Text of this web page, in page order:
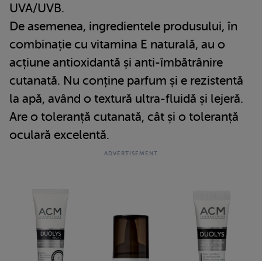
UVA/UVB.
De asemenea, ingredientele produsului, în
combinație cu vitamina E naturală, au o
acțiune antioxidantă și anti-îmbătrânire
cutanată. Nu conține parfum și e rezistentă
la apă, având o textură ultra-fluidă și lejeră.
Are o toleranță cutanată, cât și o toleranță
oculară excelentă.